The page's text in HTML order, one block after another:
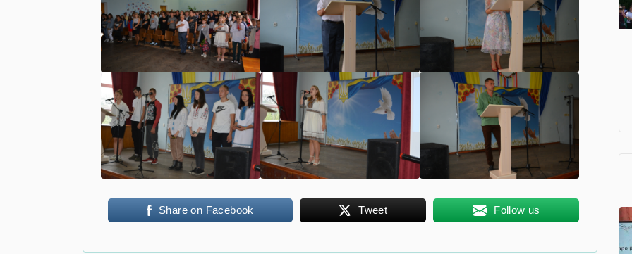
Share on Facebook Tweet Follow us